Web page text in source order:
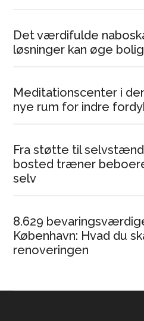
Det værdifulde
løsninger kan øge
Meditationscenter i
nye rum for indre
Fra støtte til
bosted træner
selv
8.629
København: Hvad du
renoveringen